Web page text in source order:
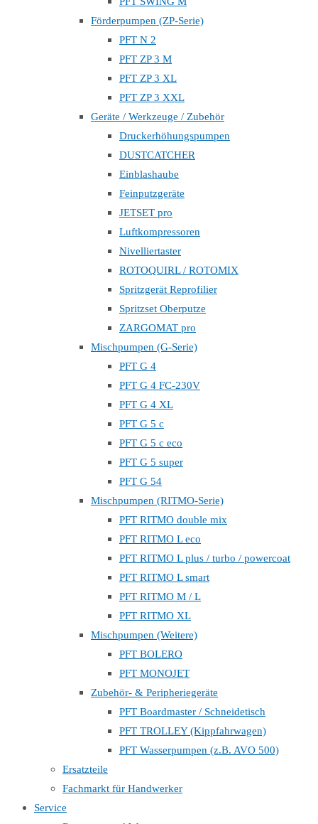
Förderpumpen (ZP-Serie)
PFT N 2
PFT ZP 3 M
PFT ZP 3 XL
PFT ZP 3 XXL
Geräte / Werkzeuge / Zubehör
Druckerhöhungspumpen
DUSTCATCHER
Einblashaube
Feinputzgeräte
JETSET pro
Luftkompressoren
Nivelliertaster
ROTOQUIRL / ROTOMIX
Spritzgerät Reprofilier
Spritzset Oberputze
ZARGOMAT pro
Mischpumpen (G-Serie)
PFT G 4
PFT G 4 FC-230V
PFT G 4 XL
PFT G 5 c
PFT G 5 c eco
PFT G 5 super
PFT G 54
Mischpumpen (RITMO-Serie)
PFT RITMO double mix
PFT RITMO L eco
PFT RITMO L plus / turbo / powercoat
PFT RITMO L smart
PFT RITMO M / L
PFT RITMO XL
Mischpumpen (Weitere)
PFT BOLERO
PFT MONOJET
Zubehör- & Peripheriegeräte
PFT Boardmaster / Schneidetisch
PFT TROLLEY (Kippfahrwagen)
PFT Wasserpumpen (z.B. AVO 500)
Ersatzteile
Fachmarkt für Handwerker
Service